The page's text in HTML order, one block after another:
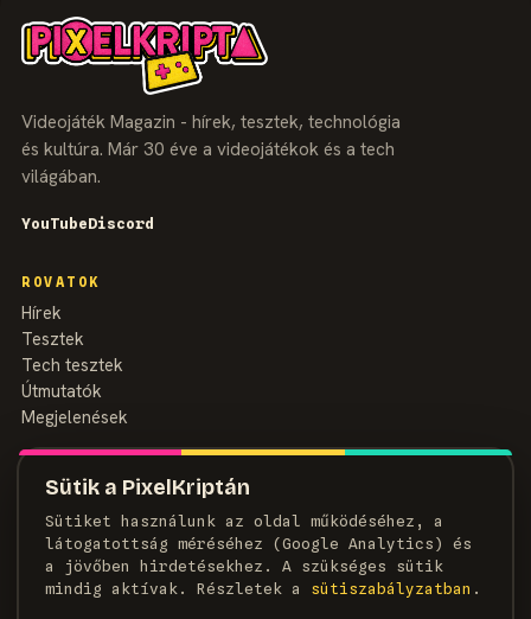
Sütik a PixelKriptán
Sütiket használunk az oldal működéséhez, a
látogatottság méréséhez (Google Analytics) és
a jövőben hirdetésekhez. A szükséges sütik
mindig aktívak. Részletek a
süti­szabályzatban .
Videojáték Magazin - hírek, tesztek, technológia
és kultúra. Már 30 éve a videojátékok és a tech
világában.
YouTubeDiscord
ROVATOK
Hírek
Tesztek
Tech tesztek
Útmutatók
Megjelenések
MAGAZIN
Szerzők
Médiaajánlat
Kapcsolat